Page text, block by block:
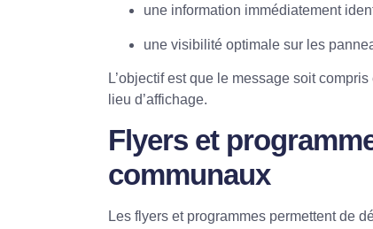
une information immédiatement
une visibilité optimale sur les
L’objectif est que le message soit
lieu d’affichage.
Flyers et
communaux
Les flyers et programmes permettent de